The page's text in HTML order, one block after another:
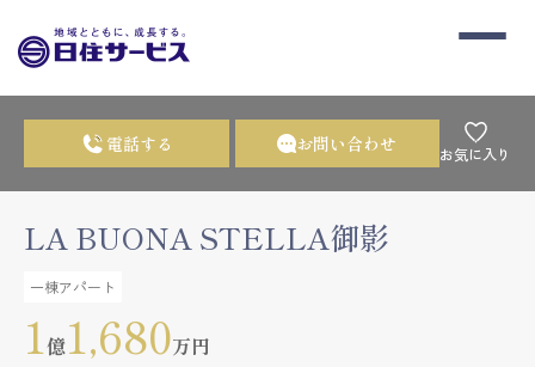
電話する お問い合わせ お気に入り
LA BUONA STELLA御影
一棟アパート
1億1,680万円